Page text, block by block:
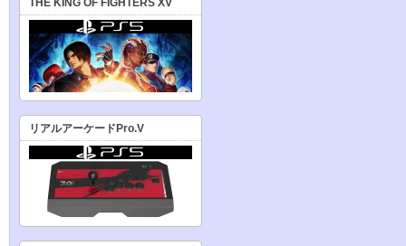
THE KING OF FIGHTERS XV
リアルアーケードPro.V